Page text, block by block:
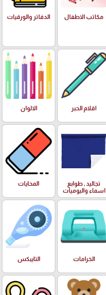
مكاتب الاطفال الدفاتر والورقيات
اقلام الحبر الالوان
تجاليد , طوابع
اسماء واليوميات
المحايات
الخرامات التايبكس